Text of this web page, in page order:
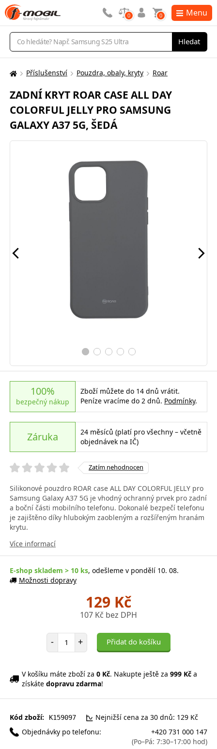
Vyhledávání
Hledat
0 0 Menu
Zde
nacházíte:
Příslušenství Pouzdra, obaly, kryty Roar
ZADNÍ KRYT ROAR CASE ALL DAY
COLORFUL JELLY PRO SAMSUNG
GALAXY A37 5G, ŠEDÁ
100%
bezpečný nákup
Zboží můžete do 14 dnů vrátit.
Peníze vracíme do 2 dnů. Podmínky.
Záruka
24 měsíců (platí pro všechny – včetně
objednávek na IČ)
Zatím nehodnocen
Silikonové pouzdro ROAR case ALL DAY COLORFUL JELLY pro
Samsung Galaxy A37 5G je vhodný ochranný prvek pro zadní
a boční části mobilního telefonu. Dokonalé bezpečí telefonu
je zajištěno díky hlubokým zaobleným a rozšířeným hranám
krytu.
Více informací
E-shop skladem > 10 ks, odešleme v pondělí 10. 08.
Možnosti dopravy
129 Kč
107 Kč bez DPH
- Počet položek
+ Přidat do košíku
V košíku máte zboží za 0 Kč. Nakupte ještě za 999 Kč a
získáte dopravu zdarma!
Kód zboží: K159097
Nejnižší cena za 30 dnů: 129 Kč
Objednávky po telefonu:
+420 731 000 147
(Po–Pá: 7:30–17:00 hod)